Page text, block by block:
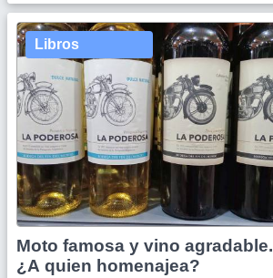
Libros
Moto famosa y vino agradable.
¿A quien homenajea?